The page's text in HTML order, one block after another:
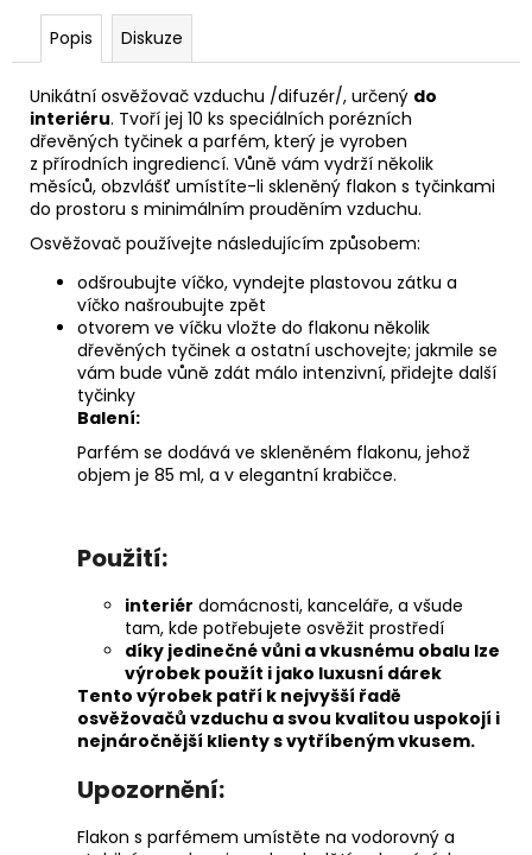
Popis Diskuze
Unikátní osvěžovač vzduchu /difuzér/, určený do
interiéru. Tvoří jej 10 ks speciálních porézních
dřevěných tyčinek a parfém, který je vyroben
z přírodních ingrediencí. Vůně vám vydrží několik
měsíců, obzvlášť umístíte-li skleněný flakon s tyčinkami
do prostoru s minimálním prouděním vzduchu.
Osvěžovač používejte následujícím způsobem:
odšroubujte víčko, vyndejte plastovou zátku a
víčko našroubujte zpět
otvorem ve víčku vložte do flakonu několik
dřevěných tyčinek a ostatní uschovejte; jakmile se
vám bude vůně zdát málo intenzivní, přidejte další
tyčinky
Balení:
Parfém se dodává ve skleněném flakonu, jehož
objem je 85 ml, a v elegantní krabičce.
Použití:
interiér domácnosti, kanceláře, a všude
tam, kde potřebujete osvěžit prostředí
díky jedinečné vůni a vkusnému obalu lze
výrobek použít i jako luxusní dárek
Tento výrobek patří k nejvyšší řadě
osvěžovačů vzduchu a svou kvalitou uspokojí i
nejnáročnější klienty s vytříbeným vkusem.
Upozornění:
Flakon s parfémem umístěte na vodorovný a
PROLOŽKY
SADA
3
67
Kč